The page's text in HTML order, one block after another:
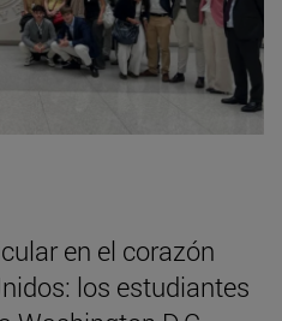
en el corazón
los estudiantes